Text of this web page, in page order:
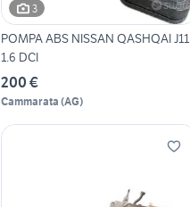
3
POMPA ABS NISSAN QASHQAI J11
1.6 DCI
200 €
Cammarata (AG)